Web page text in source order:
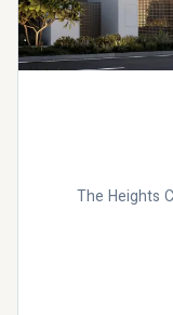
The Heights